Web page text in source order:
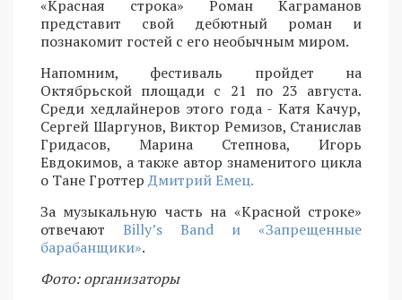
«Красная строка» Роман Каграманов
представит свой дебютный роман и
познакомит гостей с его необычным миром.
Напомним, фестиваль пройдет на
Октябрьской площади с 21 по 23 августа.
Среди хедлайнеров этого года - Катя Качур,
Сергей Шаргунов, Виктор Ремизов, Станислав
Гридасов, Марина Степнова, Игорь
Евдокимов, а также автор знаменитого цикла
о Тане ГроттерДмитрий Емец.
За музыкальную часть на «Красной строке»
отвечают Billy’s Band и «Запрещенные
барабанщики».
Фото: организаторы